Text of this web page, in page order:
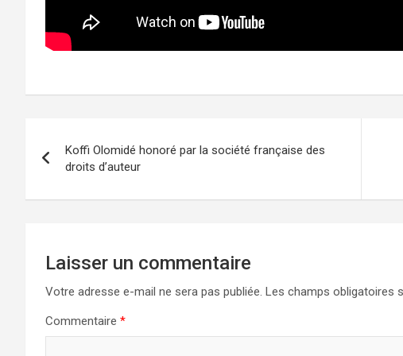
de
l’article
Koffi Olomidé honoré par la société française des
droits d’auteur
Laisser un commentaire
Votre adresse e-mail ne sera pas publiée. Les champs obligatoires
Commentaire *